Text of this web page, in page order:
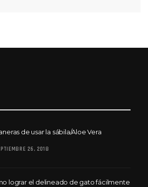
de usar la sábila/Aloe Vera
26, 2018
lograr el delineado de gato fácilmente